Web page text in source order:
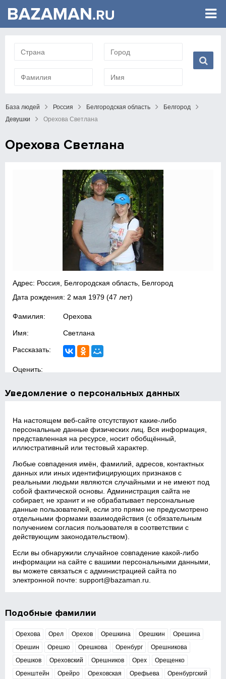
База людей Россия Белгородская область
Белгород
Девушки
Орехова Светлана
Орехова Светлана
Адрес: Россия, Белгородская область, Белгород
Дата рождения: 2 мая 1979 (47 лет)
Фамилия: Орехова
Имя: Светлана
Рассказать:
Оценить:
Уведомление о персональных данных
На настоящем веб‑сайте отсутствуют какие‑либо
персональные данные физических лиц. Вся информация,
представленная на ресурсе, носит обобщённый,
иллюстративный или тестовый характер.
Любые совпадения имён, фамилий, адресов, контактных
данных или иных идентифицирующих признаков с
реальными людьми являются случайными и не имеют под
собой фактической основы. Администрация сайта не
собирает, не хранит и не обрабатывает персональные
данные пользователей, если это прямо не предусмотрено
отдельными формами взаимодействия (с обязательным
получением согласия пользователя в соответствии с
действующим законодательством).
Если вы обнаружили случайное совпадение какой‑либо
информации на сайте с вашими персональными данными,
вы можете связаться с администрацией сайта по
электронной почте:support@bazaman.ru
Подобные фамилии
Орехова Орел Орехов Орешкина Орешкин
Орешина
Орешин
Орешко Орешкова Оренбург
Орешникова
Орешков
Ореховский Орешников Орех
Орещенко
Оренштейн
Орейро Ореховская Орефьева Оренбургский